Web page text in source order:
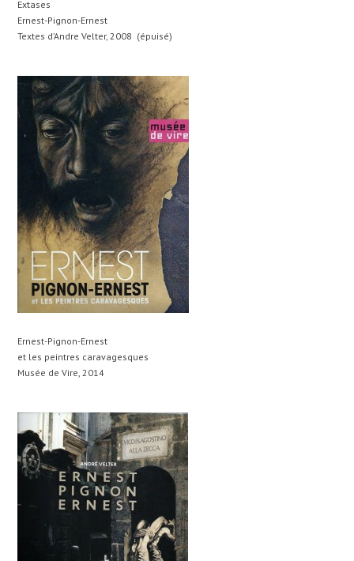
Extases
Ernest-Pignon-Ernest
Textes d’Andre Velter, 2008 (épuisé)
Ernest-Pignon-Ernest
et les peintres caravagesques
Musée de Vire, 2014